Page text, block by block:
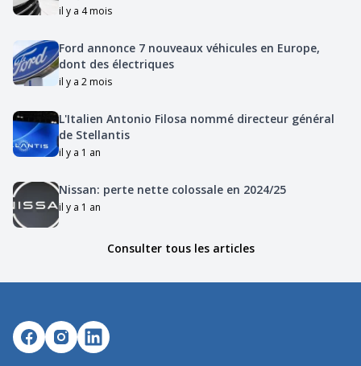
il y a 4 mois
Ford annonce 7 nouveaux véhicules en Europe,
dont des électriques
il y a 2 mois
L'Italien Antonio Filosa nommé directeur général
de Stellantis
il y a 1 an
Nissan: perte nette colossale en 2024/25
il y a 1 an
Consulter tous les articles